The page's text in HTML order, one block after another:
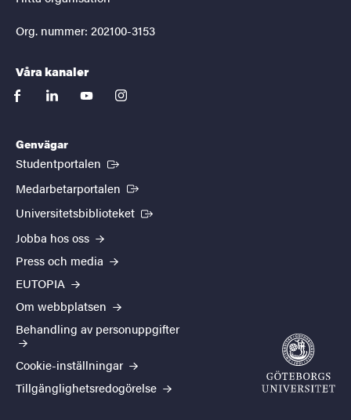
Org. nummer: 202100-3153
Våra kanaler
facebooklinkedinyoutubeinstagram
Genvägar
Studentportalen (Extern länk)
Medarbetarportalen (Extern länk)
Universitetsbiblioteket (Extern länk)
Jobba hos oss
Press och media
EUTOPIA
Om webbplatsen
Behandling av personuppgifter
Cookie-inställningar
Tillgänglighetsredogörelse